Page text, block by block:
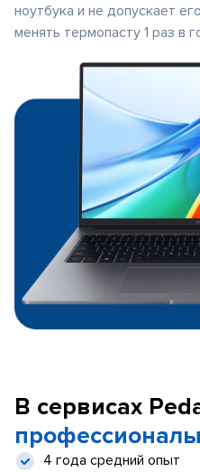
ноутбука и не допускает
менять термопасту 1 раз в
В сервисах
профессионалы
4 года средний опыт